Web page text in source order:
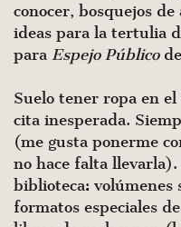
conocer, bosquejos
ideas para la tertulia
para Espejo Público
Suelo tener ropa en
cita inesperada.
(me gusta ponerme
no hace falta
biblioteca: volúmenes
formatos especiales